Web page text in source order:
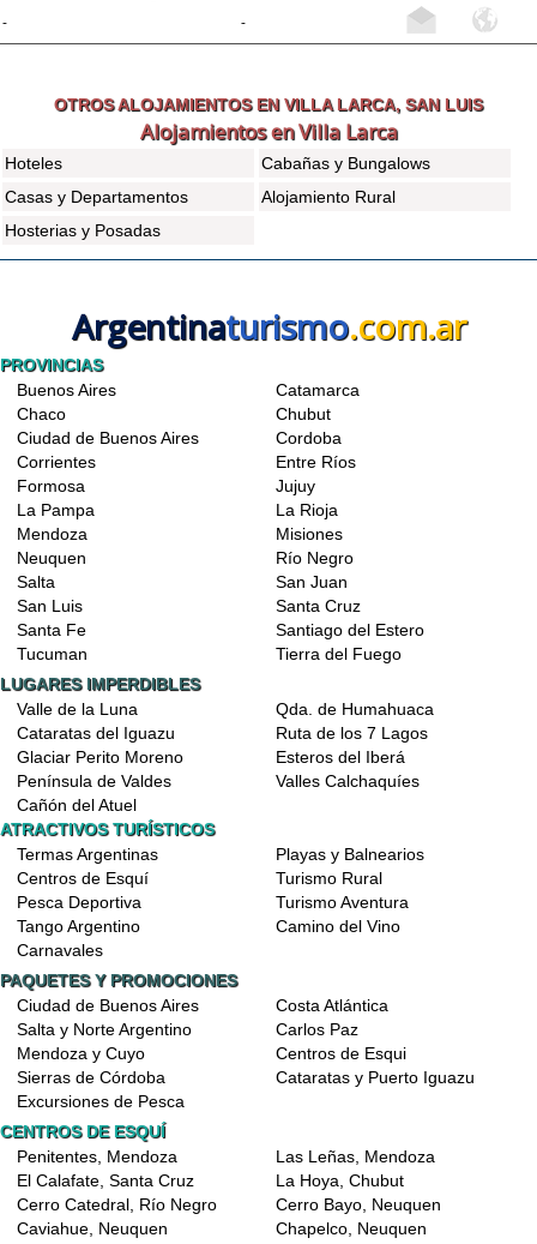
- -
OTROS ALOJAMIENTOS EN VILLA LARCA, SAN LUIS
Alojamientos en Villa Larca
Hoteles
Cabañas y Bungalows
Casas y Departamentos
Alojamiento Rural
Hosterias y Posadas
Argentinaturismo.com.ar
PROVINCIAS
Buenos Aires
Catamarca
Chaco
Chubut
Ciudad de Buenos Aires
Cordoba
Corrientes
Entre Ríos
Formosa
Jujuy
La Pampa
La Rioja
Mendoza
Misiones
Neuquen
Río Negro
Salta
San Juan
San Luis
Santa Cruz
Santa Fe
Santiago del Estero
Tucuman
Tierra del Fuego
LUGARES IMPERDIBLES
Valle de la Luna
Qda. de Humahuaca
Cataratas del Iguazu
Ruta de los 7 Lagos
Glaciar Perito Moreno
Esteros del Iberá
Península de Valdes
Valles Calchaquíes
Cañón del Atuel
ATRACTIVOS TURÍSTICOS
Termas Argentinas
Playas y Balnearios
Centros de Esquí
Turismo Rural
Pesca Deportiva
Turismo Aventura
Tango Argentino
Camino del Vino
Carnavales
PAQUETES Y PROMOCIONES
Ciudad de Buenos Aires
Costa Atlántica
Salta y Norte Argentino
Carlos Paz
Mendoza y Cuyo
Centros de Esqui
Sierras de Córdoba
Cataratas y Puerto Iguazu
Excursiones de Pesca
CENTROS DE ESQUÍ
Penitentes, Mendoza
Las Leñas, Mendoza
El Calafate, Santa Cruz
La Hoya, Chubut
Cerro Catedral, Río Negro
Cerro Bayo, Neuquen
Caviahue, Neuquen
Chapelco, Neuquen